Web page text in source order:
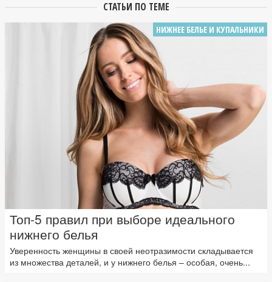
СТАТЬИ ПО ТЕМЕ
НИЖНЕЕ БЕЛЬЕ И КУПАЛЬНИКИ
Топ-5 правил при выборе идеального
нижнего белья
Уверенность женщины в своей неотразимости складывается
из множества деталей, и у нижнего белья – особая, очень...